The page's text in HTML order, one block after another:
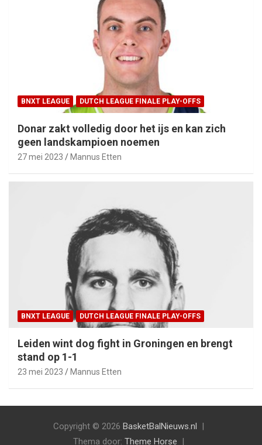
BNXT LEAGUE DUTCH LEAGUE FINALE PLAY-OFFS
Donar zakt volledig door het ijs en kan zich
geen landskampioen noemen
27 mei 2023 Mannus Etten
BNXT LEAGUE DUTCH LEAGUE FINALE PLAY-OFFS
Leiden wint dog fight in Groningen en brengt
stand op 1-1
23 mei 2023 Mannus Etten
Copyright © 2026 BasketBalNieuws.nl
Thema door: Theme Horse